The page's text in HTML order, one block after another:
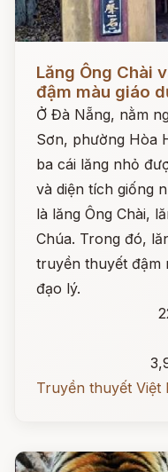
Lăng Ông Chài
đậm màu giáo
Ở Đà Nẵng, nằm
Sơn, phường Hòa
ba cái lăng nhỏ
và diện tích giống
là lăng Ông Chài,
Chúa. Trong đó,
truyền thuyết đậm
đạo lý.
Truyền thuyết Việt